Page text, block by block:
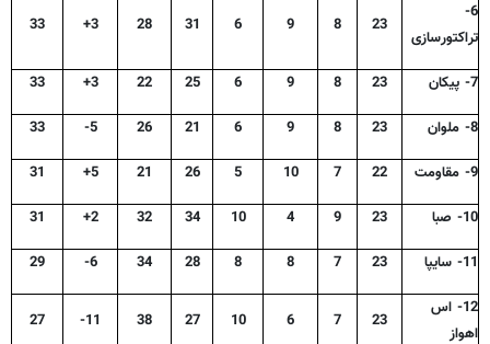
6-
تراکتورسازی
23
8
9
6
31
28
3+
33
7- پیکان 23
8
9
6
25
22
3+
33
8- ملوان 23
8
9
6
21
26
5-
33
9- مقاومت 22
7
10
5
26
21
5+
31
10- صبا 23
9
4
10
34
32
2+
31
11- سایپا 23
7
8
8
28
34
6-
29
12- اس
اهواز
23
7
6
10
27
38
11-
27